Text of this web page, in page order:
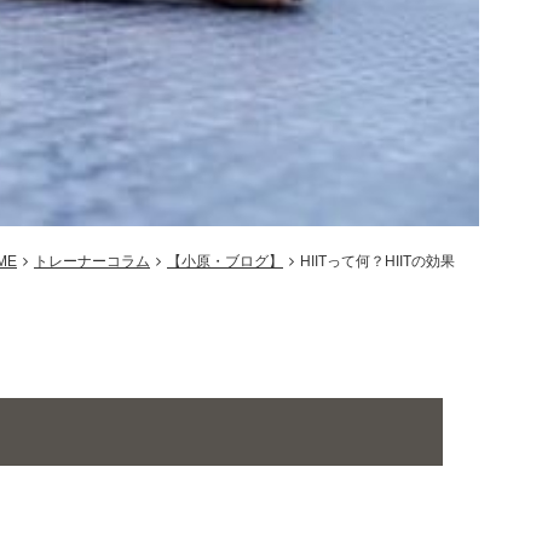
トレーナーコラム 【小原・ブログ】 HIITって何？HIITの効果